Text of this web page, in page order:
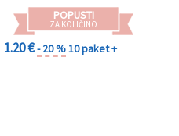
POPUSTI
ZA KOLIČINO
1.20 €- 20 %10 paket +